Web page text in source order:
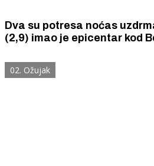
Dva su potresa noćas
(2,9) imao je epicentar kod
Nema dojava o materijalnim
02. Ožujak